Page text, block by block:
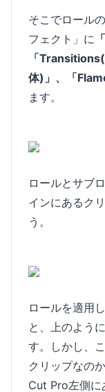
そこでロール
フェクト」に
「
体)」、「
ます。
ロールとサブ
インにあるク
う。
ロールを適用
と、上のよう
す。しかし、
クリップなの
Cut Pro左側に